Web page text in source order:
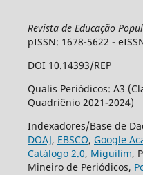
Revista de Educação
pISSN: 1678-5622 -
DOI 10.14393/REP
Qualis Periódicos: A3
Quadriênio 2021-2024)
Indexadores/Base de
DOAJ, EBSCO, Google
Catálogo 2.0, Miguilim,
Mineiro de Periódicos,